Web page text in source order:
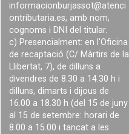
informacionburjassot@atenci
ontributaria.es, amb nom,
cognoms i DNI del titular.
c) Presencialment: en l'Oficina
de recaptació (C/ Màrtirs de la
Llibertat, 7), de dilluns a
divendres de 8.30 a 14.30 h i
dilluns, dimarts i dijous de
16.00 a 18.30 h (del 15 de juny
al 15 de setembre: horari de
8.00 a 15.00 i tancat a les